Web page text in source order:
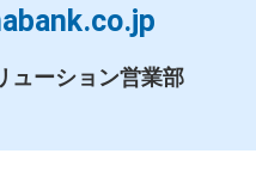
ューション営業部